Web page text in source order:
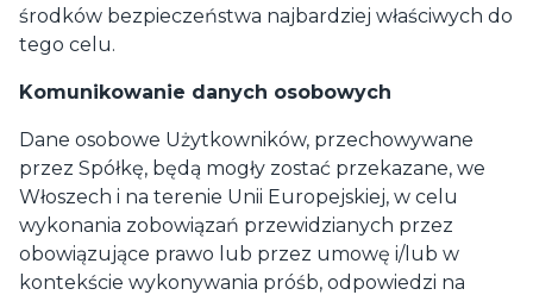
środków bezpieczeństwa najbardziej właściwych do
tego celu.
Komunikowanie danych osobowych
Dane osobowe Użytkowników, przechowywane
przez Spółkę, będą mogły zostać przekazane, we
Włoszech i na terenie Unii Europejskiej, w celu
wykonania zobowiązań przewidzianych przez
obowiązujące prawo lub przez umowę i/lub w
kontekście wykonywania próśb, odpowiedzi na